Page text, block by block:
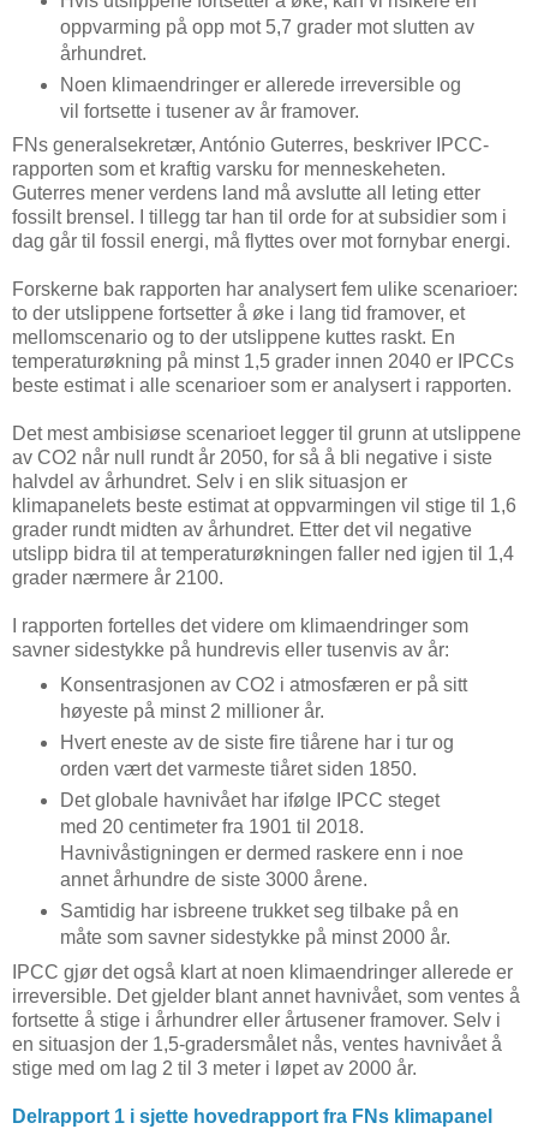
oppvarming på opp mot 5,7 grader mot slutten av
århundret.
Noen klimaendringer er allerede irreversible og
vil fortsette i tusener av år framover.
FNs generalsekretær, António Guterres, beskriver IPCC-
rapporten som et kraftig varsku for menneskeheten.
Guterres mener verdens land må avslutte all leting etter
fossilt brensel. I tillegg tar han til orde for at subsidier som i
dag går til fossil energi, må flyttes over mot fornybar energi.
Forskerne bak rapporten har analysert fem ulike scenarioer:
to der utslippene fortsetter å øke i lang tid framover, et
mellomscenario og to der utslippene kuttes raskt. En
temperaturøkning på minst 1,5 grader innen 2040 er IPCCs
beste estimat i alle scenarioer som er analysert i rapporten.
Det mest ambisiøse scenarioet legger til grunn at utslippene
av CO2 når null rundt år 2050, for så å bli negative i siste
halvdel av århundret. Selv i en slik situasjon er
klimapanelets beste estimat at oppvarmingen vil stige til 1,6
grader rundt midten av århundret. Etter det vil negative
utslipp bidra til at temperaturøkningen faller ned igjen til 1,4
grader nærmere år 2100.
I rapporten fortelles det videre om klimaendringer som
savner sidestykke på hundrevis eller tusenvis av år:
Konsentrasjonen av CO2 i atmosfæren er på sitt
høyeste på minst 2 millioner år.
Hvert eneste av de siste fire tiårene har i tur og
orden vært det varmeste tiåret siden 1850.
Det globale havnivået har ifølge IPCC steget
med 20 centimeter fra 1901 til 2018.
Havnivåstigningen er dermed raskere enn i noe
annet århundre de siste 3000 årene.
Samtidig har isbreene trukket seg tilbake på en
måte som savner sidestykke på minst 2000 år.
IPCC gjør det også klart at noen klimaendringer allerede er
irreversible. Det gjelder blant annet havnivået, som ventes å
fortsette å stige i århundrer eller årtusener framover. Selv i
en situasjon der 1,5-gradersmålet nås, ventes havnivået å
stige med om lag 2 til 3 meter i løpet av 2000 år.
Delrapport 1 i sjette hovedrapport fra FNs klimapanel